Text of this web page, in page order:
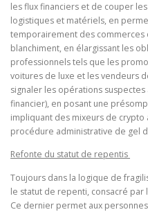
les flux financiers et de couper
logistiques et matériels, en
temporairement des commerces
blanchiment, en élargissant les
professionnels tels que les
voitures de luxe et les vendeurs
signaler les opérations
financier), en posant une
impliquant des mixeurs de crypto
procédure administrative de gel
Refonte du statut de repentis
Toujours dans la logique de
le statut de repenti, consacré par
Ce dernier permet aux